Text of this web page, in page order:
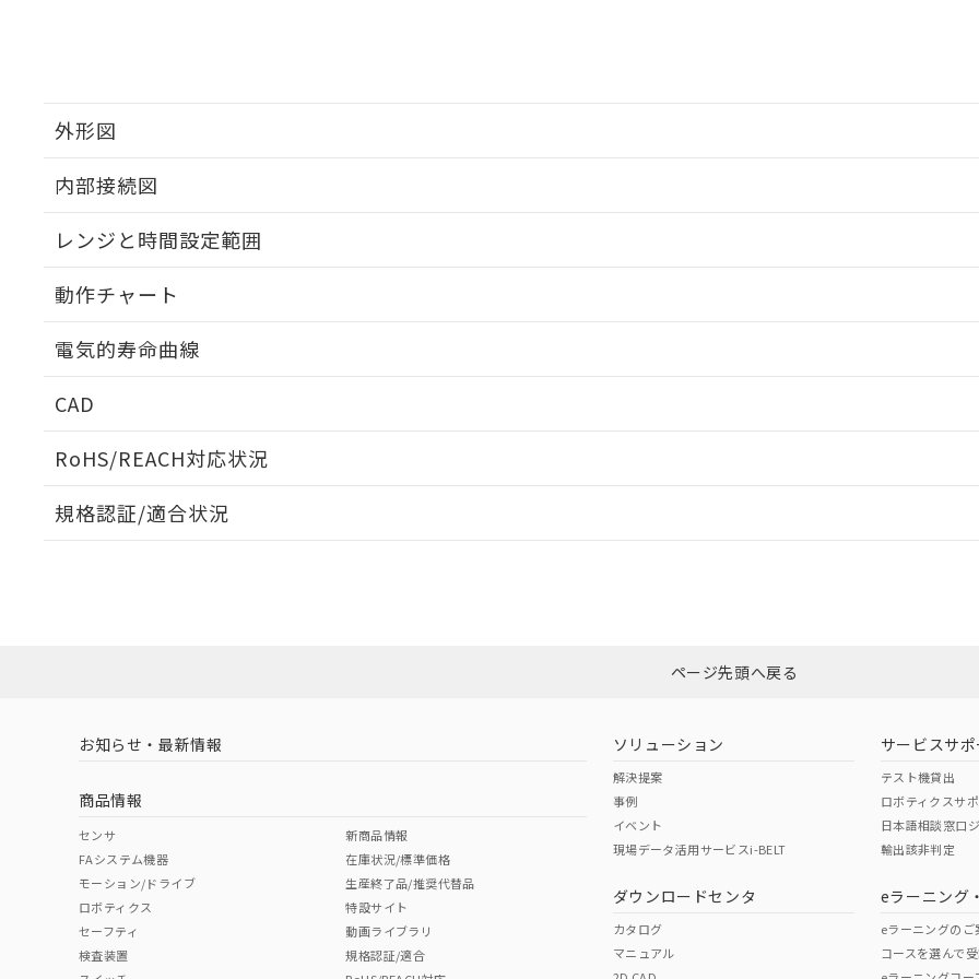
外形図
内部接続図
レンジと時間設定範囲
動作チャート
電気的寿命曲線
CAD
RoHS/REACH対応状況
EU RoHS 注意事項・凡例
ダウンロードはこちら
中国 RoHS 注意事項・凡例
中国 RoHS表
Pb Hg Cr(VI)
規格認証/適合状況
（イギリス
（ノルウェー
（日本
（アメリカ
この製品の規格認証/適合
その他の認証はこちらのページからご
ページ先頭へ戻る
お知らせ・最新情報
商品情報
センサ
FAシステム機器
モーション/ドライブ
ロボティクス
セーフティ
検査装置
新商品情報
在庫状況/標準価格
生産終了品/推奨代替品
特設サイト
動画ライブラリ
規格認証/適合
ソリューション
解決提案
事例
イベント
現場データ活用サービスi-BELT
ダウンロードセンタ
カタログ
マニュアル
サービスサポ
テスト機貸出
ロボティクスサ
日本語相談窓口
輸出該非判定
eラーニング
eラーニングのご
コースを選んで